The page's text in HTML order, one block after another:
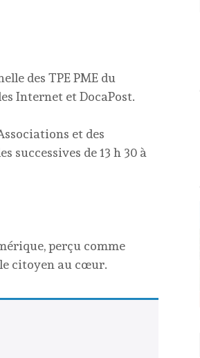
des TPE PME du
Internet et DocaPost.
et des
de 13 h 30 à
perçu comme
citoyen au cœur.